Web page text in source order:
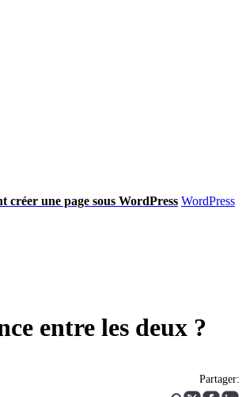
créer une page sous WordPress WordPress
entre les deux ?
Partager: